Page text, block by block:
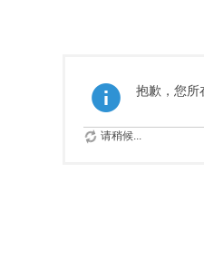
抱歉，您所
请稍候...